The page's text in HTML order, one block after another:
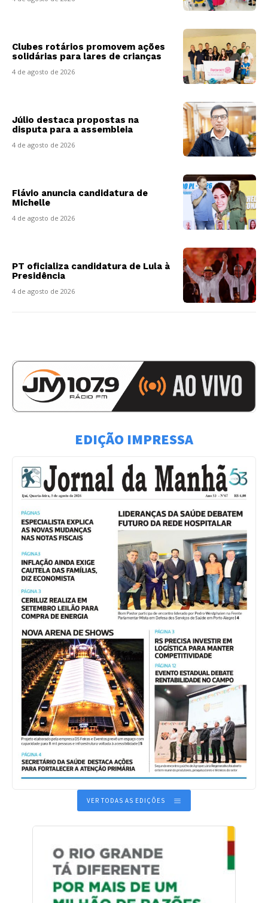
Clubes rotários promovem ações
solidárias para lares de crianças
4 de agosto de 2026
Júlio destaca propostas na
disputa para a assembleia
4 de agosto de 2026
Flávio anuncia candidatura de
Michelle
4 de agosto de 2026
PT oficializa candidatura de Lula à
Presidência
4 de agosto de 2026
EDIÇÃO IMPRESSA
VER TODAS AS EDIÇÕES